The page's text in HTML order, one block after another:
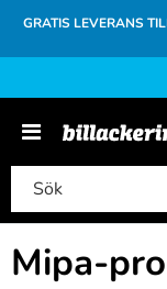
GRATIS LEVERANS
Mipa-